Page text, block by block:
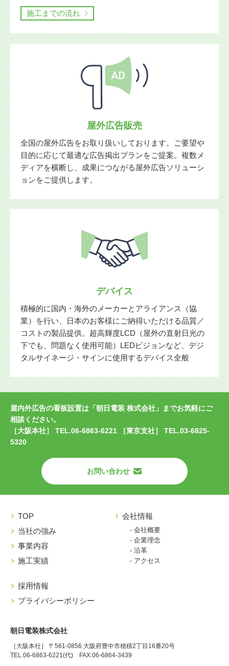
施工までの流れ
屋外広告販売
全国の屋外広告をお取り扱いしております。ご要望や
目的に応じて最適な広告掲出プランをご提案。複数メ
ディアを横断し、成果につながる屋外広告ソリューシ
ョンをご提供します。
デバイス
積極的に国内・海外のメーカーとアライアンス（協
業）を行い、日本のお客様にご納得いただける品質／
コストの製品提供。超高輝度LCD（屋外の直射日光の
下でも、問題なく使用可能）LEDビジョンなど、デジ
タルサイネージ・サインに使用するデバイス全般
屋内外広告の看板設置は「朝日電装 株式会社」までお気軽にご
相談ください。
［大阪本社］ TEL.06-6863-6221 ［東京支社］ TEL.03-6825-
5320
お問い合わせ
TOP
当社の強み
事業内容
施工実績
会社情報
- 会社概要
- 企業理念
- 沿革
- アクセス
採用情報
プライバシーポリシー
朝日電装株式会社
［大阪本社］ 〒561-0856 大阪府豊中市穂積2丁目16番20号
TEL.06-6863-6221(代) FAX.06-6864-3439